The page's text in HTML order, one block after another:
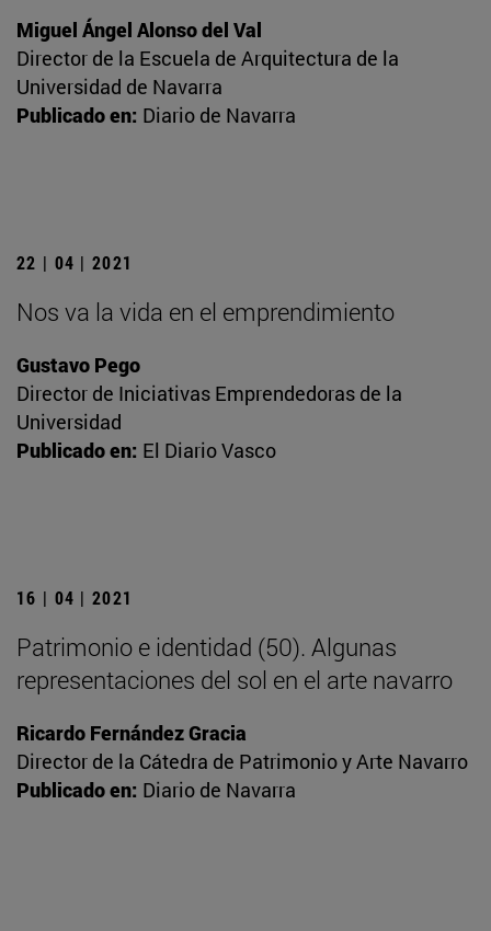
Miguel Ángel Alonso del Val
Director de la Escuela de Arquitectura de la
Universidad de Navarra
Publicado en: Diario de Navarra
22 | 04 | 2021
Nos va la vida en el emprendimiento
Gustavo Pego
Director de Iniciativas Emprendedoras de la
Universidad
Publicado en: El Diario Vasco
16 | 04 | 2021
Patrimonio e identidad (50). Algunas
representaciones del sol en el arte navarro
Ricardo Fernández Gracia
Director de la Cátedra de Patrimonio y Arte Navarro
Publicado en: Diario de Navarra